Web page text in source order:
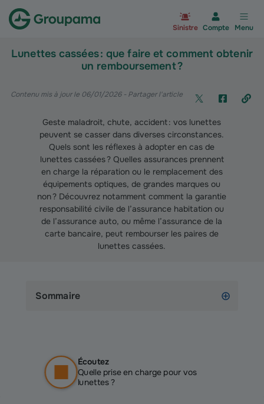
Sinistre Compte Menu
Lunettes cassées : que faire et comment obtenir
un remboursement ?
Contenu mis à jour le 06/01/2026- Partager l'article
Geste maladroit, chute, accident : vos lunettes
peuvent se casser dans diverses circonstances.
Quels sont les réflexes à adopter en cas de
lunettes cassées ? Quelles assurances prennent
en charge la réparation ou le remplacement des
équipements optiques, de grandes marques ou
non ? Découvrez notamment comment la garantie
responsabilité civile de l’assurance habitation ou
de l’assurance auto, ou même l’assurance de la
carte bancaire, peut rembourser les paires de
lunettes cassées.
Sommaire